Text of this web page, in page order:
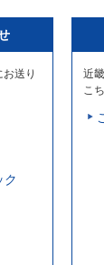
送り
ク
近
こ